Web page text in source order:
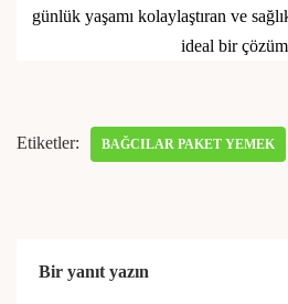
günlük yaşamı kolaylaştıran ve
ideal bir
Etiketler: BAĞCILAR PAKET YEMEK
Bir yanıt yazın